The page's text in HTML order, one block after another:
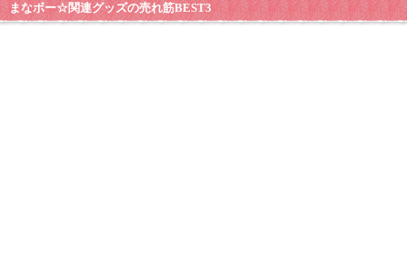
まなボー☆関連グッズの売れ筋BEST3